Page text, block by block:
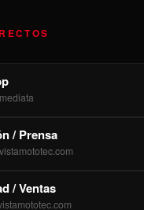
/ Prensa
/ Ventas